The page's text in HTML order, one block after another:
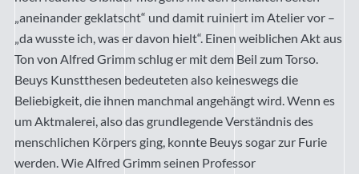
„aneinander geklatscht“ und damit ruiniert im Atelier vor –
„da wusste ich, was er davon hielt“. Einen weiblichen Akt aus
Ton von Alfred Grimm schlug er mit dem Beil zum Torso.
Beuys Kunstthesen bedeuteten also keineswegs die
Beliebigkeit, die ihnen manchmal angehängt wird. Wenn es
um Aktmalerei, also das grundlegende Verständnis des
menschlichen Körpers ging, konnte Beuys sogar zur Furie
werden. Wie Alfred Grimm seinen Professor